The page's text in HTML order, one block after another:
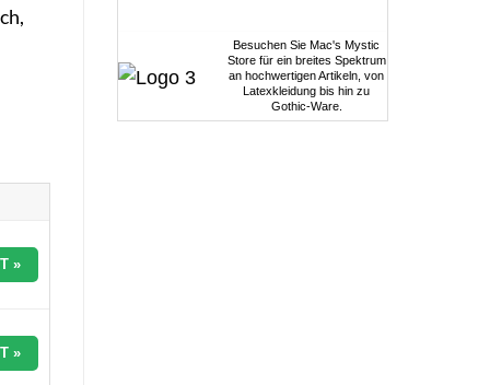
»
»
Besuchen Sie Mac's Mystic
Store für ein breites Spektrum
an hochwertigen Artikeln, von
Latexkleidung bis hin zu
Gothic-Ware.